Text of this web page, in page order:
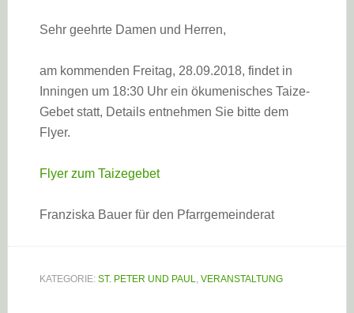
Sehr geehrte Damen und Herren,
am kommenden Freitag, 28.09.2018, findet in
Inningen um 18:30 Uhr ein ökumenisches Taize-
Gebet statt, Details entnehmen Sie bitte dem
Flyer.
Flyer zum Taizegebet
Franziska Bauer für den Pfarrgemeinderat
KATEGORIE: ST. PETER UND PAUL, VERANSTALTUNG